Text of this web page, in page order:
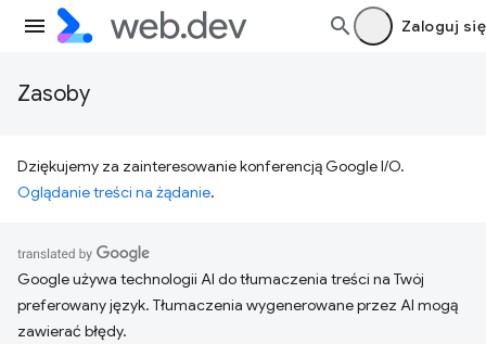
Zaloguj się
Zasoby
Dziękujemy za zainteresowanie konferencją Google I/O.
Oglądanie treści na żądanie.
Google używa technologii AI do tłumaczenia treści na Twój
preferowany język. Tłumaczenia wygenerowane przez AI mogą
zawierać błędy.